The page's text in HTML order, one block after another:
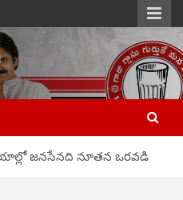
జనసేనది నూతన ఒరవడి